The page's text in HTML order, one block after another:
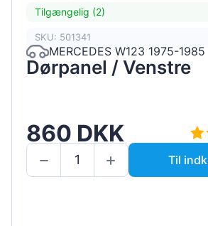
Tilgængelig (2)
SKU: 501341
MERCEDES W123 1975-1985
Dørpanel / Venstre
860 DKK
Til